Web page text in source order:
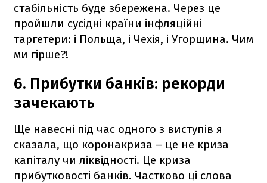
стабільність буде збережена. Через це
пройшли сусідні країни інфляційні
таргетери: і Польща, і Чехія, і Угорщина. Чим
ми гірше?!
6. Прибутки банків: рекорди
зачекають
Ще навесні під час одного з виступів я
сказала, що коронакриза – це не криза
капіталу чи ліквідності. Це криза
прибутковості банків. Частково ці слова